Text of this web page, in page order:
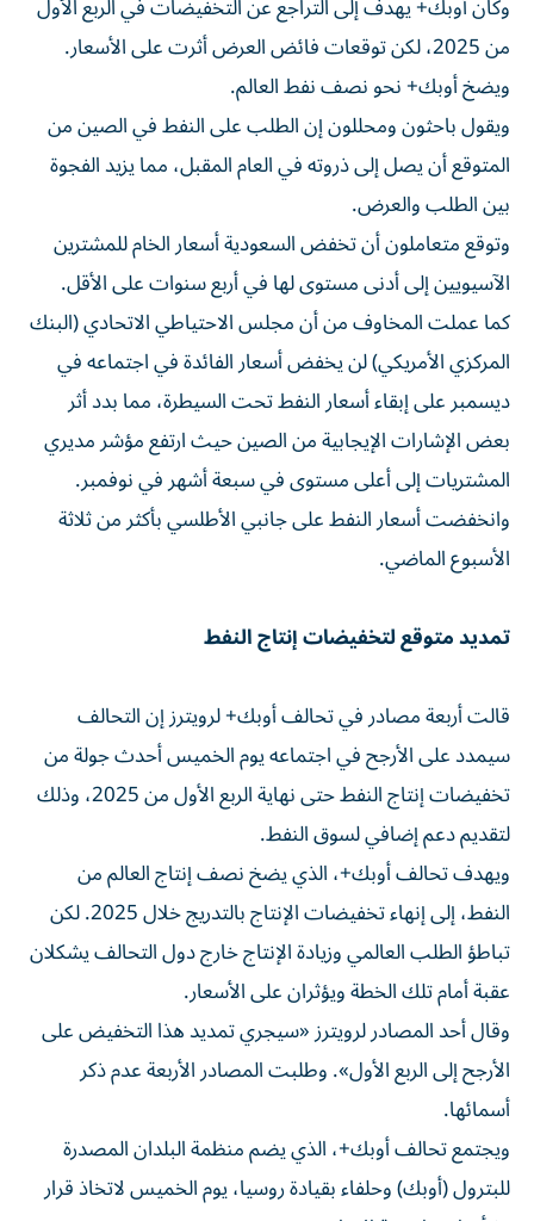
من 2025، لكن توقعات فائض العرض أثرت على الأسعار.
ويضخ أوبك+ نحو نصف نفط العالم.
ويقول باحثون ومحللون إن الطلب على النفط في الصين من
المتوقع أن يصل إلى ذروته في العام المقبل، مما يزيد الفجوة
بين الطلب والعرض.
وتوقع متعاملون أن تخفض السعودية أسعار الخام للمشترين
الآسيويين إلى أدنى مستوى لها في أربع سنوات على الأقل.
كما عملت المخاوف من أن مجلس الاحتياطي الاتحادي (البنك
المركزي الأمريكي) لن يخفض أسعار الفائدة في اجتماعه في
ديسمبر على إبقاء أسعار النفط تحت السيطرة، مما بدد أثر
بعض الإشارات الإيجابية من الصين حيث ارتفع مؤشر مديري
المشتريات إلى أعلى مستوى في سبعة أشهر في نوفمبر.
وانخفضت أسعار النفط على جانبي الأطلسي بأكثر من ثلاثة
الأسبوع الماضي.
تمديد متوقع لتخفيضات إنتاج النفط
قالت أربعة مصادر في تحالف أوبك+ لرويترز إن التحالف
سيمدد على الأرجح في اجتماعه يوم الخميس أحدث جولة من
تخفيضات إنتاج النفط حتى نهاية الربع الأول من 2025، وذلك
لتقديم دعم إضافي لسوق النفط.
ويهدف تحالف أوبك+، الذي يضخ نصف إنتاج العالم من
النفط، إلى إنهاء تخفيضات الإنتاج بالتدريج خلال 2025. لكن
تباطؤ الطلب العالمي وزيادة الإنتاج خارج دول التحالف يشكلان
عقبة أمام تلك الخطة ويؤثران على الأسعار.
وقال أحد المصادر لرويترز «سيجري تمديد هذا التخفيض على
الأرجح إلى الربع الأول». وطلبت المصادر الأربعة عدم ذكر
أسمائها.
ويجتمع تحالف أوبك+، الذي يضم منظمة البلدان المصدرة
للبترول (أوبك) وحلفاء بقيادة روسيا، يوم الخميس لاتخاذ قرار